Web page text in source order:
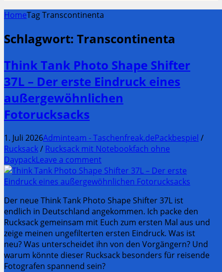
HomeTag Transcontinenta
Schlagwort: Transcontinenta
Think Tank Photo Shape Shifter
37L – Der erste Eindruck eines
außergewöhnlichen
Fotorucksacks
1. Juli 2026Adminteam - Taschenfreak.dePackbespiel /
Rucksack/ Rucksack mit Notebookfach ohne
DaypackLeave a comment
Der neue Think Tank Photo Shape Shifter 37L ist
endlich in Deutschland angekommen. Ich packe den
Rucksack gemeinsam mit Euch zum ersten Mal aus und
zeige meinen ungefilterten ersten Eindruck. Was ist
neu? Was unterscheidet ihn von den Vorgängern? Und
warum könnte dieser Rucksack besonders für reisende
Fotografen spannend sein?